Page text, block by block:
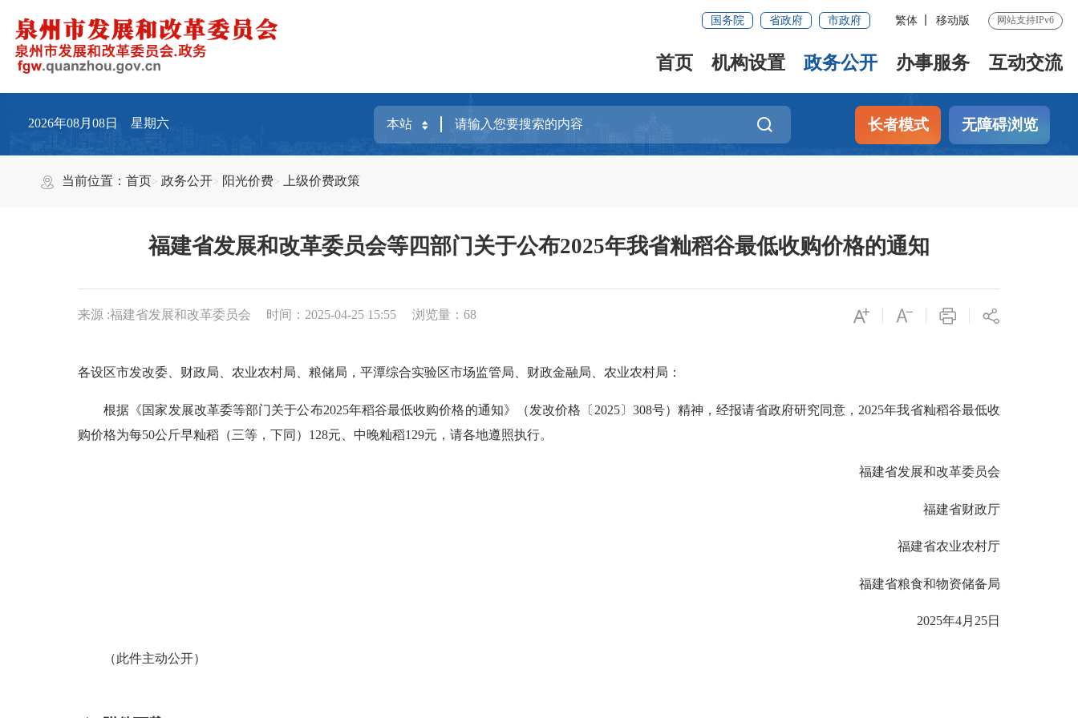
国务院 省政府 市政府 繁体 移动版 网站支持IPv6
首页 机构设置 政务公开 办事服务 互动交流
2026年08月08日 星期六 长者模式 无障碍浏览
当前位置：首页 政务公开 阳光价费 上级价费政策
福建省发展和改革委员会等四部门关于公布2025年我省籼稻谷最低收购价格的通知
来源 :福建省发展和改革委员会 时间：2025-04-25 15:55 浏览量： 68
各设区市发改委、财政局、农业农村局、粮储局，平潭综合实验区市场监管局、财政金融局、农业农村局：
根据《国家发展改革委等部门关于公布2025年稻谷最低收购价格的通知》（发改价格〔2025〕308号）精神，经报请省政府研究同意，2025年我省籼稻谷最低收
购价格为每50公斤早籼稻（三等，下同）128元、中晚籼稻129元，请各地遵照执行。
福建省发展和改革委员会
福建省财政厅
福建省农业农村厅
福建省粮食和物资储备局
2025年4月25日
（此件主动公开）